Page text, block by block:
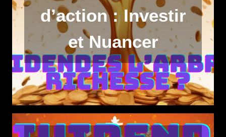
d’action : Investir
et Nuancer